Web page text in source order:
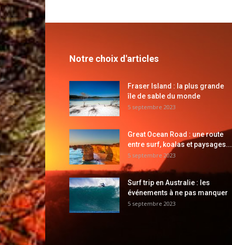
Notre choix d'articles
Fraser Island : la plus grande
île de sable du monde
5 septembre 2023
Great Ocean Road : une route
entre surf, koalas et paysages...
5 septembre 2023
Surf trip en Australie : les
événements à ne pas manquer
5 septembre 2023